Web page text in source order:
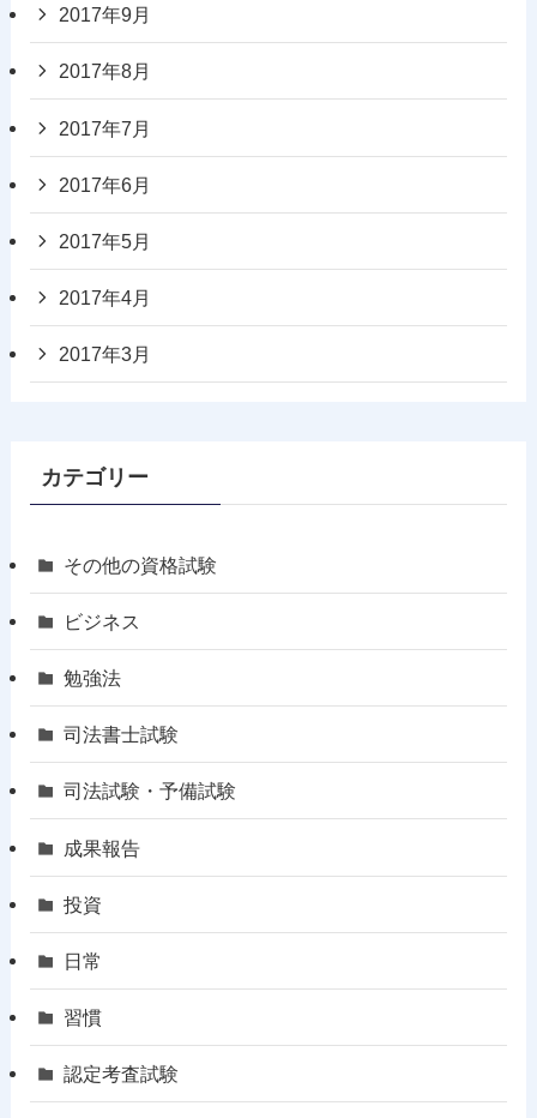
2017年9月
2017年8月
2017年7月
2017年6月
2017年5月
2017年4月
2017年3月
カテゴリー
その他の資格試験
ビジネス
勉強法
司法書士試験
司法試験・予備試験
成果報告
投資
日常
習慣
認定考査試験